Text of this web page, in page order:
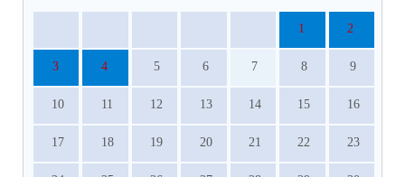
1 2
3 4 5 6 7 8 9
10 11 12 13 14 15 16
17 18 19 20 21 22 23